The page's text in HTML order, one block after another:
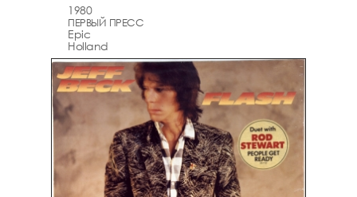
1980
ПЕРВЫЙ ПРЕСС
Epic
Holland